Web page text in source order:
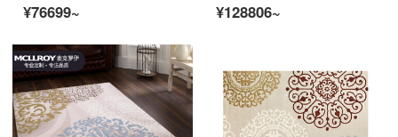
¥76699~
¥128806~